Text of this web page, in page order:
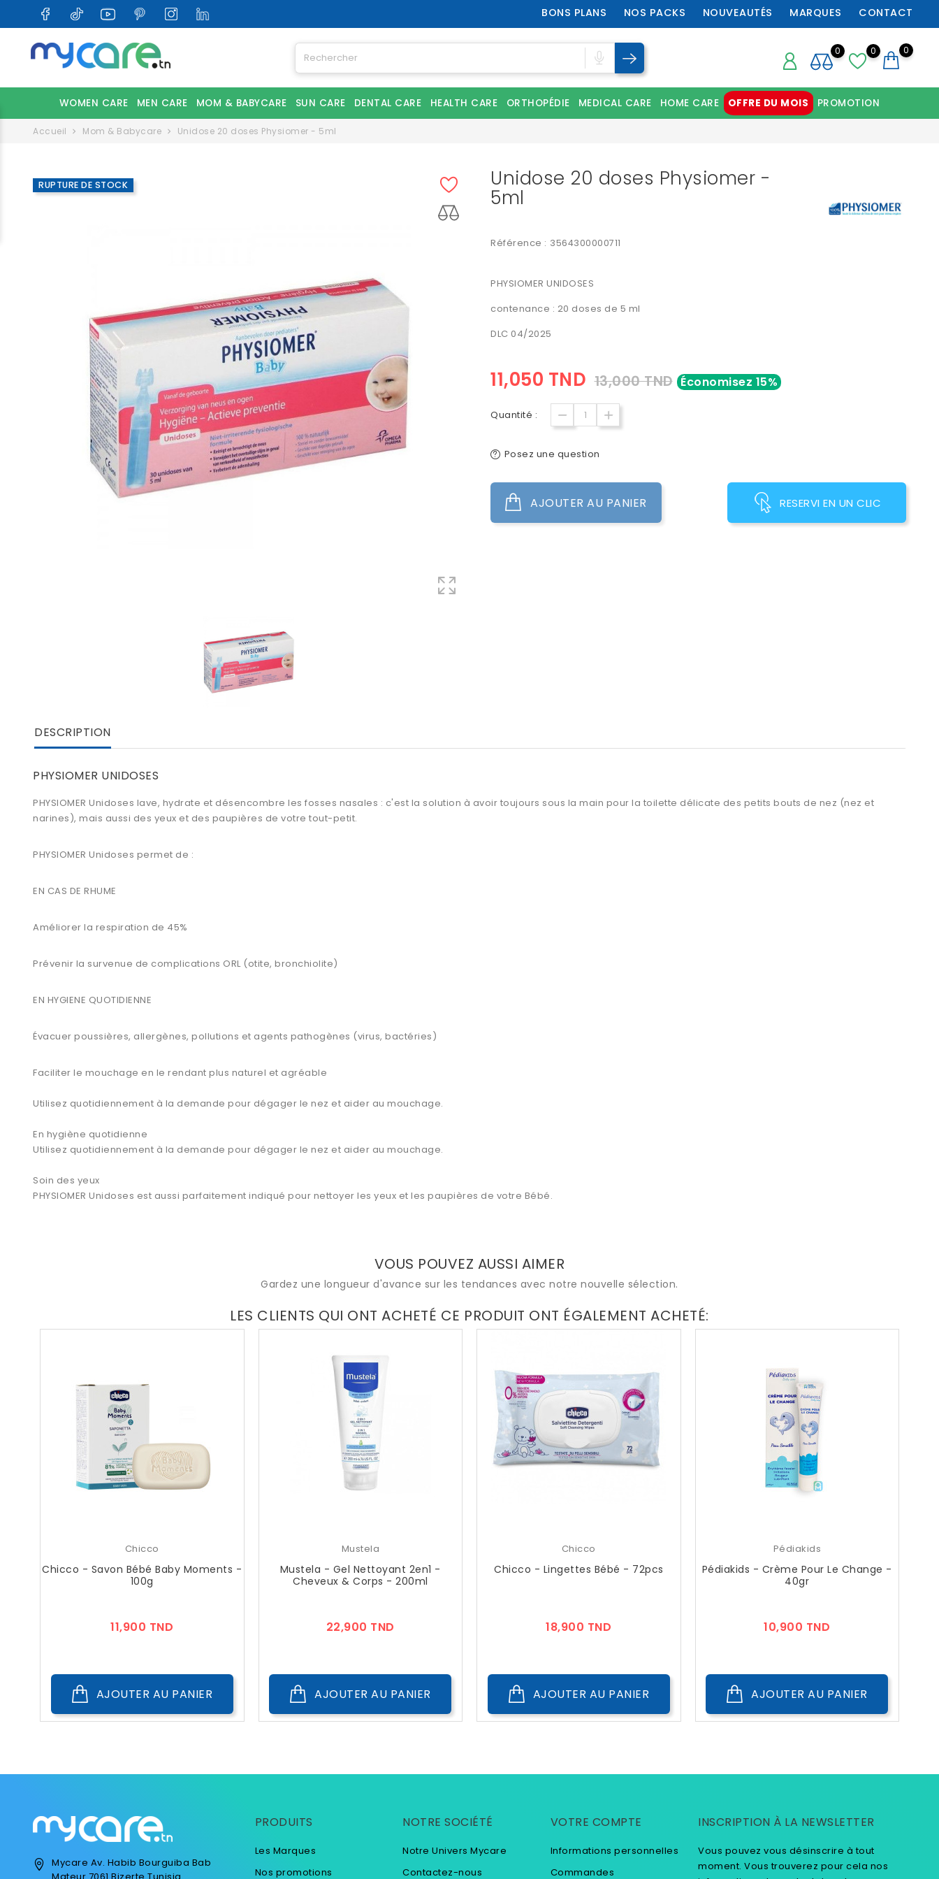
BONS PLANS NOS PACKS NOUVEAUTÉS MARQUES CONTACT
0 0
0
WOMEN CARE MEN CARE MOM & BABYCARE SUN CARE DENTAL CARE HEALTH CARE ORTHOPÉDIE MEDICAL CARE HOME CARE OFFRE DU MOIS PROMOTION
Accueil Mom & Babycare Unidose 20 doses Physiomer - 5ml
RUPTURE DE STOCK Unidose 20 doses Physiomer -
5ml
Référence : 3564300000711
PHYSIOMER UNIDOSES
contenance : 20 doses de 5 ml
DLC 04/2025
11,050 TND 13,000 TND Économisez 15%
Quantité :
Posez une question
AJOUTER AU PANIER RESERVI EN UN CLIC
DESCRIPTION
PHYSIOMER UNIDOSES
PHYSIOMER Unidoses lave, hydrate et désencombre les fosses nasales : c'est la solution à avoir toujours sous la main pour la toilette délicate des petits bouts de nez (nez et
narines), mais aussi des yeux et des paupières de votre tout-petit.
PHYSIOMER Unidoses permet de :
EN CAS DE RHUME
Améliorer la respiration de 45%
Prévenir la survenue de complications ORL (otite, bronchiolite)
EN HYGIENE QUOTIDIENNE
Évacuer poussières, allergènes, pollutions et agents pathogènes (virus, bactéries)
Faciliter le mouchage en le rendant plus naturel et agréable
Utilisez quotidiennement à la demande pour dégager le nez et aider au mouchage.
En hygiène quotidienne
Utilisez quotidiennement à la demande pour dégager le nez et aider au mouchage.
Soin des yeux
PHYSIOMER Unidoses est aussi parfaitement indiqué pour nettoyer les yeux et les paupières de votre Bébé.
VOUS POUVEZ AUSSI AIMER
Gardez une longueur d'avance sur les tendances avec notre nouvelle sélection.
LES CLIENTS QUI ONT ACHETÉ CE PRODUIT ONT ÉGALEMENT ACHETÉ:
Chicco
Chicco - Savon Bébé Baby Moments -
100g
11,900 TND
AJOUTER AU PANIER
Mustela
Mustela - Gel Nettoyant 2en1 -
Cheveux & Corps - 200ml
22,900 TND
AJOUTER AU PANIER
Chicco
Chicco - Lingettes Bébé - 72pcs
18,900 TND
AJOUTER AU PANIER
Pédiakids
Pédiakids - Crème Pour Le Change -
40gr
10,900 TND
AJOUTER AU PANIER
Mycare Av. Habib Bourguiba Bab
PRODUITS
Les Marques
Nos promotions
NOTRE SOCIÉTÉ
Notre Univers Mycare
Contactez-nous
VOTRE COMPTE
Informations personnelles
Commandes
INSCRIPTION À LA NEWSLETTER
Vous pouvez vous désinscrire à tout
moment. Vous trouverez pour cela nos